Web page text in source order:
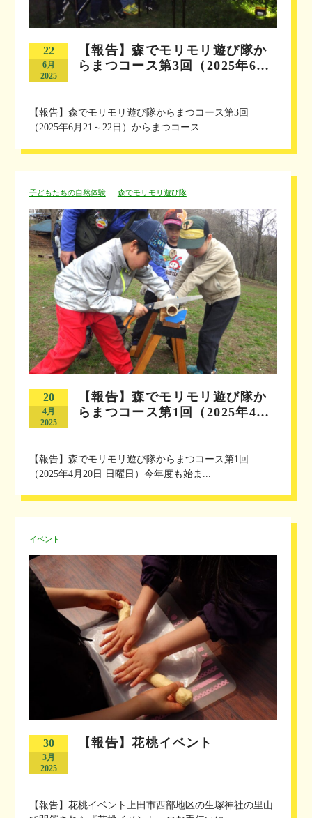
22
6月
2025
【報告】森でモリモリ遊び隊か
らまつコース第3回（2025年6…
【報告】森でモリモリ遊び隊からまつコース第3回
（2025年6月21～22日）からまつコース...
子どもたちの自然体験 森でモリモリ遊び隊
20
4月
2025
【報告】森でモリモリ遊び隊か
らまつコース第1回（2025年4…
【報告】森でモリモリ遊び隊からまつコース第1回
（2025年4月20日 日曜日）今年度も始ま...
イベント
30
3月
2025
【報告】花桃イベント
【報告】花桃イベント上田市西部地区の生塚神社の里山